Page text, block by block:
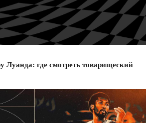
Луанда: где смотреть товарищеский